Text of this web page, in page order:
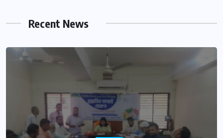
Recent News